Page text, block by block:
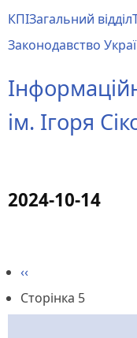
до
основного
КПІЗагальний відділ
Законодавство
ім. Ігоря
2024-10-14
на
Попередня
сторінка
‹‹
Сторінка 5